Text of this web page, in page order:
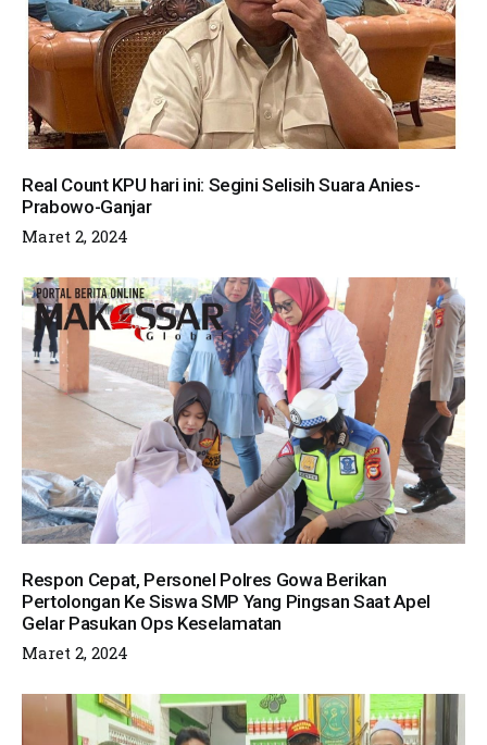
Real Count KPU hari ini: Segini Selisih Suara Anies-
Prabowo-Ganjar
Maret 2, 2024
Respon Cepat, Personel Polres Gowa Berikan
Pertolongan Ke Siswa SMP Yang Pingsan Saat Apel
Gelar Pasukan Ops Keselamatan
Maret 2, 2024